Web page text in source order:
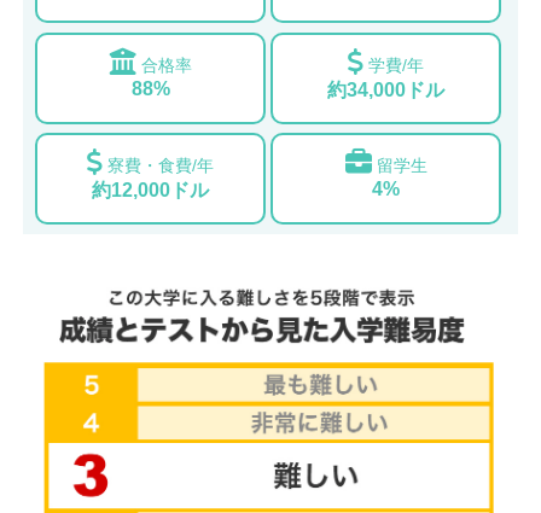
合格率
88%
学費/年
約34,000ドル
寮費・食費/年
約12,000ドル
留学生
4%